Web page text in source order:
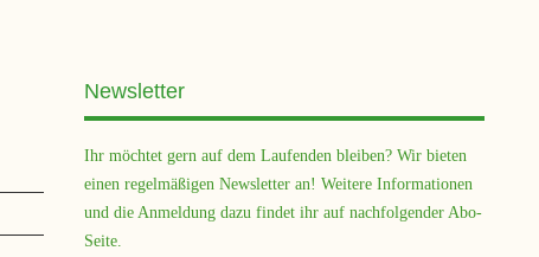
Newsletter
Ihr möchtet gern auf dem Laufenden bleiben? Wir bieten
einen regelmäßigen Newsletter an! Weitere Informationen
und die Anmeldung dazu findet ihr auf nachfolgender Abo-
Seite.